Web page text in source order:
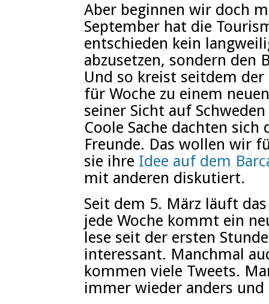
Aber beginnen wir doch
September hat die
entschieden kein
abzusetzen, sondern den
Und so kreist seitdem der
für Woche zu einem
seiner Sicht auf
Coole Sache dachten sich
Freunde. Das wollen wir
sie ihre Idee auf dem
mit anderen diskutiert.
Seit dem 5. März läuft
jede Woche kommt ein
lese seit der ersten
interessant. Manchmal
kommen viele Tweets.
immer wieder anders und